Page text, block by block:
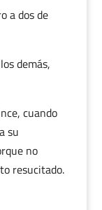
a dos de
demás,
cuando
su
no
resucitado.